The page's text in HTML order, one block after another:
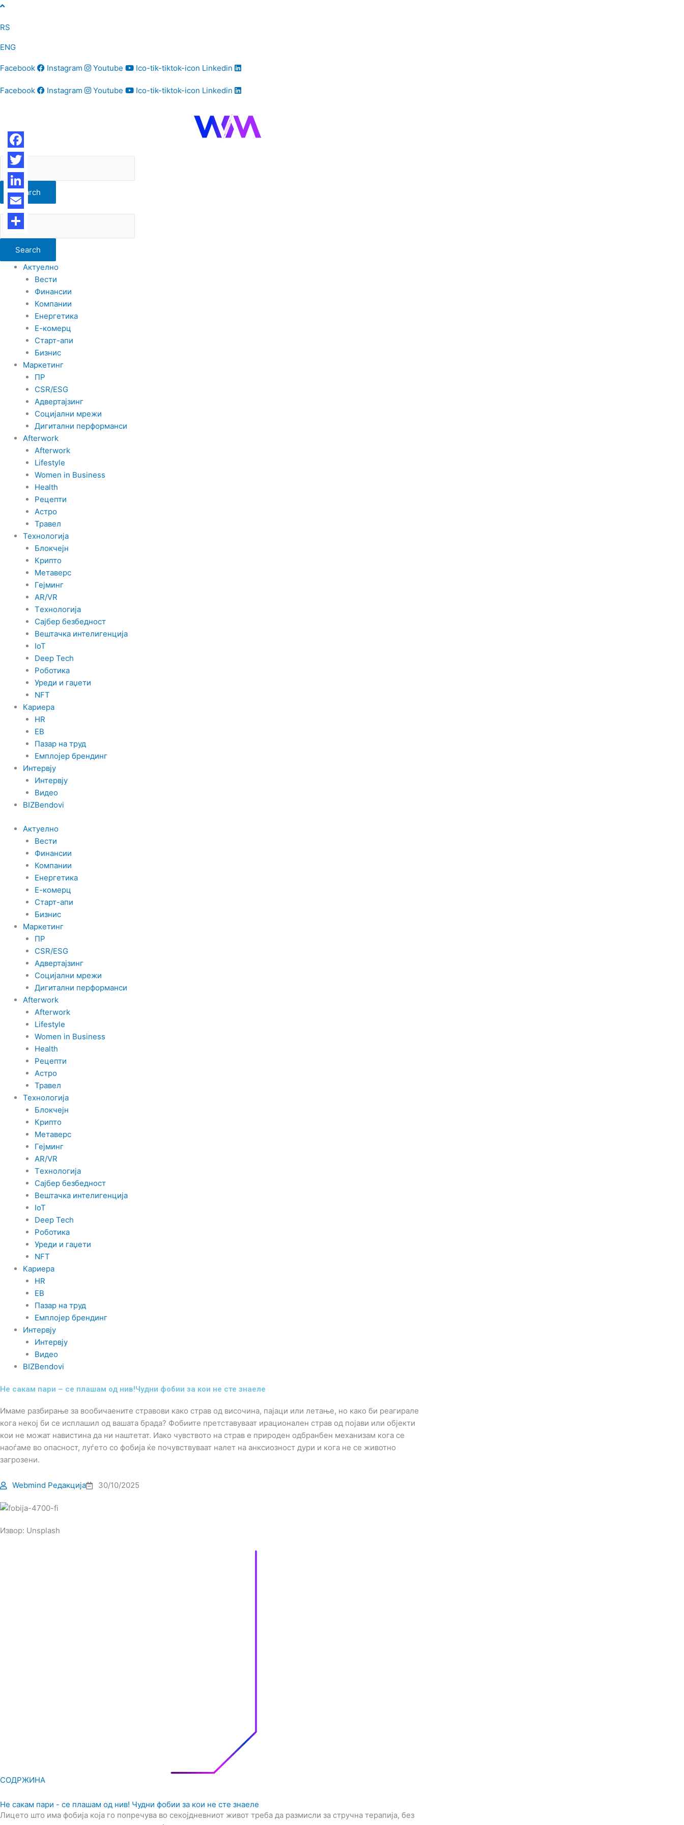
Skip
content
RS
ENG
Facebook Instagram Youtube Ico-tik-tiktok-icon Linkedin
Facebook Instagram Youtube Ico-tik-tiktok-icon Linkedin
Search
Search
Актуелно
Вести
Финансии
Компании
Енергетика
Е-комерц
Старт-апи
Бизнис
Маркетинг
ПР
CSR/ESG
Адвертајзинг
Социјални мрежи
Дигитални перформанси
Afterwork
Afterwork
Lifestyle
Women in Business
Health
Рецепти
Астро
Травел
Технологија
Блокчејн
Крипто
Метаверс
Гејминг
AR/VR
Tехнологија
Сајбер безбедност
Вештачка интелигенција
IoT
Deep Tech
Роботика
Уреди и гаџети
NFT
Кариера
HR
EB
Пазар на труд
Емплојер брендинг
Интервју
Интервју
Видео
BIZBendovi
Актуелно
Вести
Финансии
Компании
Енергетика
Е-комерц
Старт-апи
Бизнис
Маркетинг
ПР
CSR/ESG
Адвертајзинг
Социјални мрежи
Дигитални перформанси
Afterwork
Afterwork
Lifestyle
Women in Business
Health
Рецепти
Астро
Травел
Технологија
Блокчејн
Крипто
Метаверс
Гејминг
AR/VR
Tехнологија
Сајбер безбедност
Вештачка интелигенција
IoT
Deep Tech
Роботика
Уреди и гаџети
NFT
Кариера
HR
EB
Пазар на труд
Емплојер брендинг
Интервју
Интервју
Видео
BIZBendovi
Не сакам пари – се плашам од нив!Чудни фобии за кои не сте знаеле
Имаме разбирање за вообичаените стравови како страв од височина, пајаци или летање, но како би реагирале
кога некој би се исплашил од вашата брада? Фобиите претставуваат ирационален страв од појави или објекти
кои не можат навистина да ни наштетат. Иако чувството на страв е природен одбранбен механизам кога се
наоѓаме во опасност, луѓето со фобија ќе почувствуваат налет на анксиозност дури и кога не се животно
загрозени.
Webmind Редакција 30/10/2025
Извор: Unsplash
СОДРЖИНА
Не сакам пари - се плашам од нив! Чудни фобии за кои не сте знаеле
Лицето што има фобија која го попречува во секојдневниот живот треба да размисли за стручна терапија, без
Facebook
Twitter
LinkedIn
Email
Share